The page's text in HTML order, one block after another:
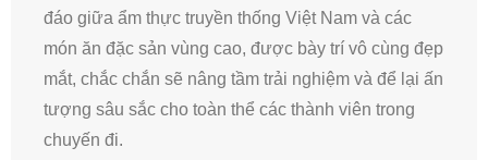
đáo giữa ẩm thực truyền thống Việt Nam và các
món ăn đặc sản vùng cao, được bày trí vô cùng đẹp
mắt, chắc chắn sẽ nâng tầm trải nghiệm và để lại ấn
tượng sâu sắc cho toàn thể các thành viên trong
chuyến đi.